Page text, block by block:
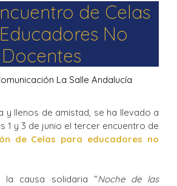
de Celas
No
Docentes
La Salle Andalucía
y llenos de amistad, se ha llevado a
1 y 3 de junio el tercer encuentro de
de Celas para educadores no
la causa solidaria “Noche de las